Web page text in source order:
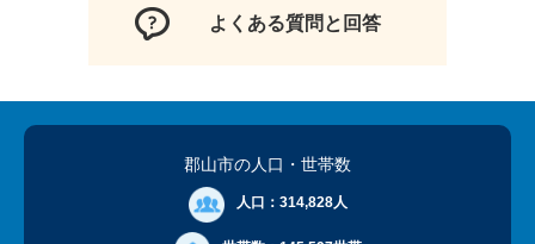
よくある質問と回答
郡山市の人口 ・世帯数
人口： 314,828人